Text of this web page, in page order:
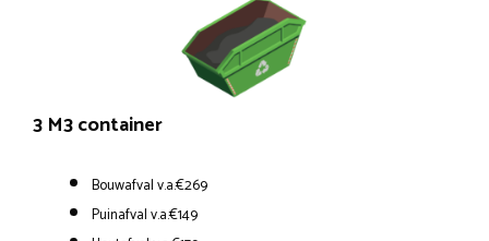
3 M3 container
Bouwafval v.a.€269
Puinafval v.a.€149